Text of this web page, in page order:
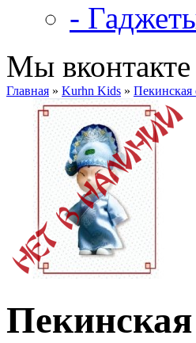
-
Мы вконтакте
Главная » Kurhn Kids » Пекинская